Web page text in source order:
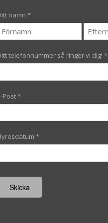
namn*
telefonnummer så ringer vi dig!*
Post*
*